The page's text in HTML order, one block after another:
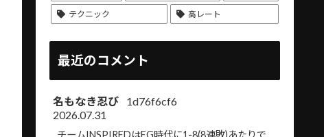
テクニック 高レート
最近のコメント
名もなき忍び
1d76f6cf6
2026.07.31
チームINSPIREDはEG時代に1-8(8連敗)あたりで